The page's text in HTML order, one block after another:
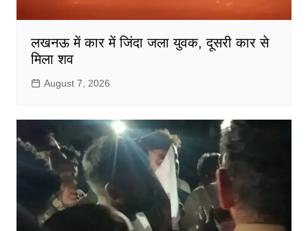
लखनऊ में कार में जिंदा जला युवक, दूसरी कार से
मिला शव
August 7, 2026